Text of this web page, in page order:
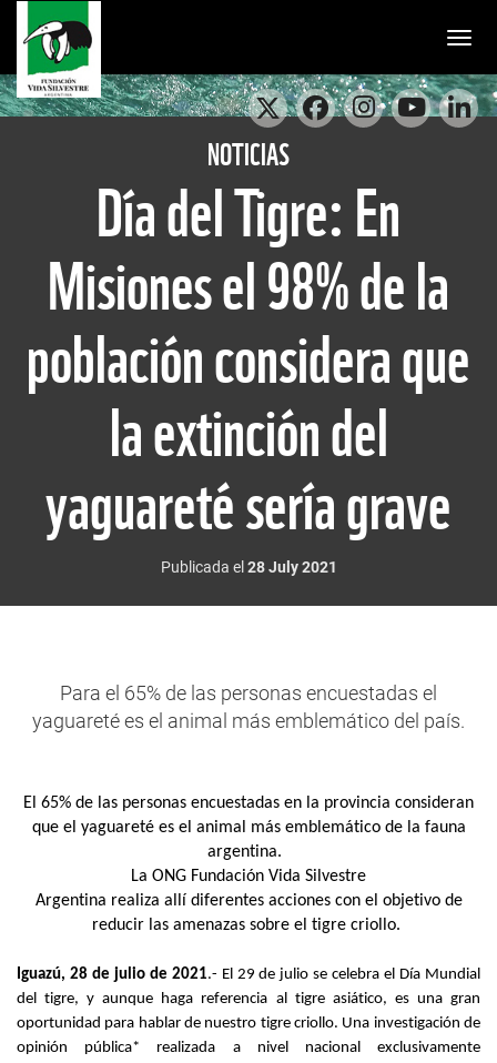
NOTICIAS
Día del Tigre: En
Misiones el 98% de la
población considera que
la extinción del
yaguareté sería grave
Publicada el 28 July 2021
Para el 65% de las personas encuestadas el
yaguareté es el animal más emblemático del país.
El 65% de las personas encuestadas en la provincia consideran
que el yaguareté es el animal más emblemático de la fauna
argentina.
La ONG Fundación Vida Silvestre
Argentina realiza allí diferentes acciones con el objetivo de
reducir las amenazas sobre el tigre criollo.
Iguazú, 28de julio de 2021.- El 29 de julio se celebra el Día Mundial
del tigre, y aunque haga referencia al tigre asiático, es una gran
oportunidad para hablar de nuestro tigre criollo. Una investigación de
opinión pública* realizada a nivel nacional exclusivamente